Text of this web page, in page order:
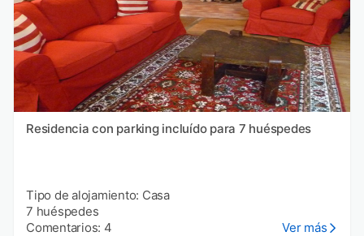
Residencia con parking incluído para 7 huéspedes
Tipo de alojamiento: Casa
7 huéspedes
Comentarios: 4
Ver más